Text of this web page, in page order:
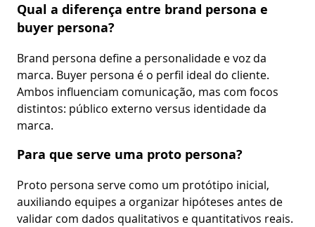
Qual a diferença entre brand persona e
buyer persona?
Brand persona define a personalidade e voz da
marca. Buyer persona é o perfil ideal do cliente.
Ambos influenciam comunicação, mas com focos
distintos: público externo versus identidade da
marca.
Para que serve uma proto persona?
Proto persona serve como um protótipo inicial,
auxiliando equipes a organizar hipóteses antes de
validar com dados qualitativos e quantitativos reais.